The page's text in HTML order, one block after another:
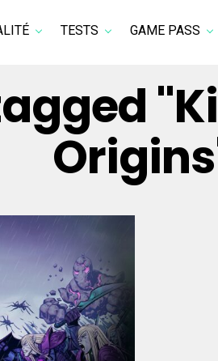
TESTS GAME PASS